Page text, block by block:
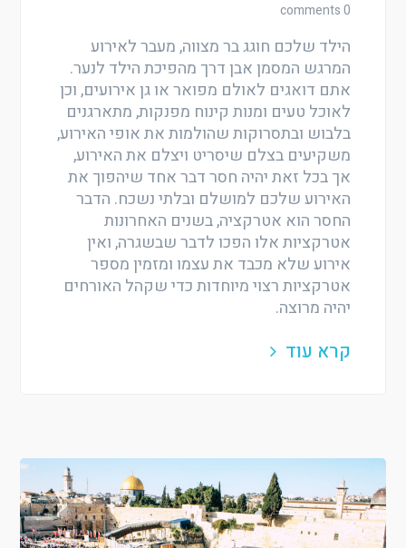
0 comments
הילד שלכם חוגג בר מצווה, מעבר לאירוע
המרגש המסמן אבן דרך מהפיכת הילד לנער.
אתם דואגים לאולם מפואר או גן אירועים, וכן
לאוכל טעים ומנות קינוח מפנקות, מתארגנים
בלבוש ובתסרוקות שהולמות את אופי האירוע,
משקיעים בצלם שיסריט ויצלם את האירוע,
אך בכל זאת יהיה חסר דבר אחד שיהפוך את
האירוע שלכם למושלם ובלתי נשכח. הדבר
החסר הוא אטרקציה, בשנים האחרונות
אטרקציות אלו הפכו לדבר שבשגרה, ואין
אירוע שלא מכבד את עצמו ומזמין מספר
אטרקציות רצוי מיוחדות כדי שקהל האורחים
יהיה מרוצה.
קרא עוד